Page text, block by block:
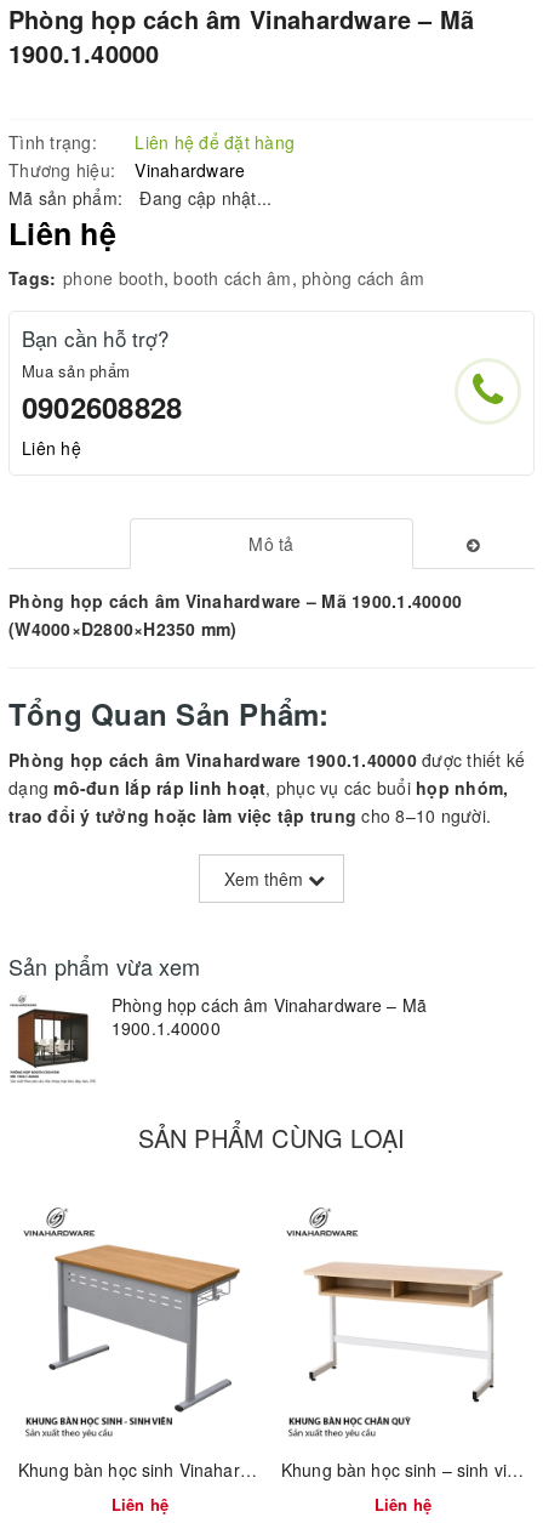
Phòng họp cách âm Vinahardware – Mã
1900.1.40000
Tình trạng:
Liên hệ để đặt hàng
Thương hiệu:
Vinahardware
Mã sản phẩm:
Đang cập nhật...
Liên hệ
Tags: phone booth,booth cách âm, phòng cách âm
Bạn cần hỗ trợ?
Mua sản phẩm
0902608828
Liên hệ
Mô tả
Phòng họp cách âm Vinahardware – Mã 1900.1.40000
(W4000×D2800×H2350 mm)
Tổng Quan Sản Phẩm:
Phòng họp cách âm Vinahardware 1900.1.40000được thiết kế
dạngmô-đun lắp ráp linh hoạt, phục vụ các buổi họp nhóm,
trao đổi ý tưởng hoặc làm việc tập trung cho 8–10 người.
và lớptiêu âm cao cấp bên trong
giảm tiếng ồn 25–30 dB.
sáng tự nhiên 4000K,quạt lưu thông không khí
điện – USB – Ethernet tích hợp sẵn.
Trang bịthảm chống trượt, đầu báo khói và khóa cửa thông
minh, đảm bảo
Thông Số Kỹ Thuật:
Xem thêm
Sản phẩm vừa xem
Phòng họp cách âm Vinahardware – Mã
1900.1.40000
SẢN PHẨM CÙNG LOẠI
Khung bàn học sinh Vinahardware sơn xám – 2300.3.12908
Liên hệ
Khung bàn học sinh – sinh viên 750mm tháo ráp nhanh Vinahardware 2300.1.34805
Liên hệ